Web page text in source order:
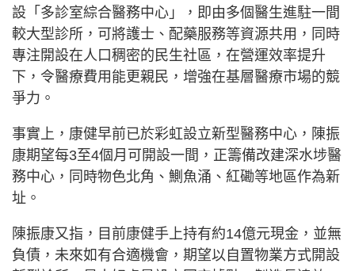
設「多診室綜合醫務中心」，即由多個醫生進駐一間
較大型診所，可將護士、配藥服務等資源共用，同時
專注開設在人口稠密的民生社區，在營運效率提升
下，令醫療費用能更親民，增強在基層醫療市場的競
爭力。
事實上，康健早前已於彩虹設立新型醫務中心，陳振
康期望每3至4個月可開設一間，正籌備改建深水埗醫
務中心，同時物色北角、鰂魚涌、紅磡等地區作為新
址。
陳振康又指，目前康健手上持有約14億元現金，並無
負債，未來如有合適機會，期望以自置物業方式開設